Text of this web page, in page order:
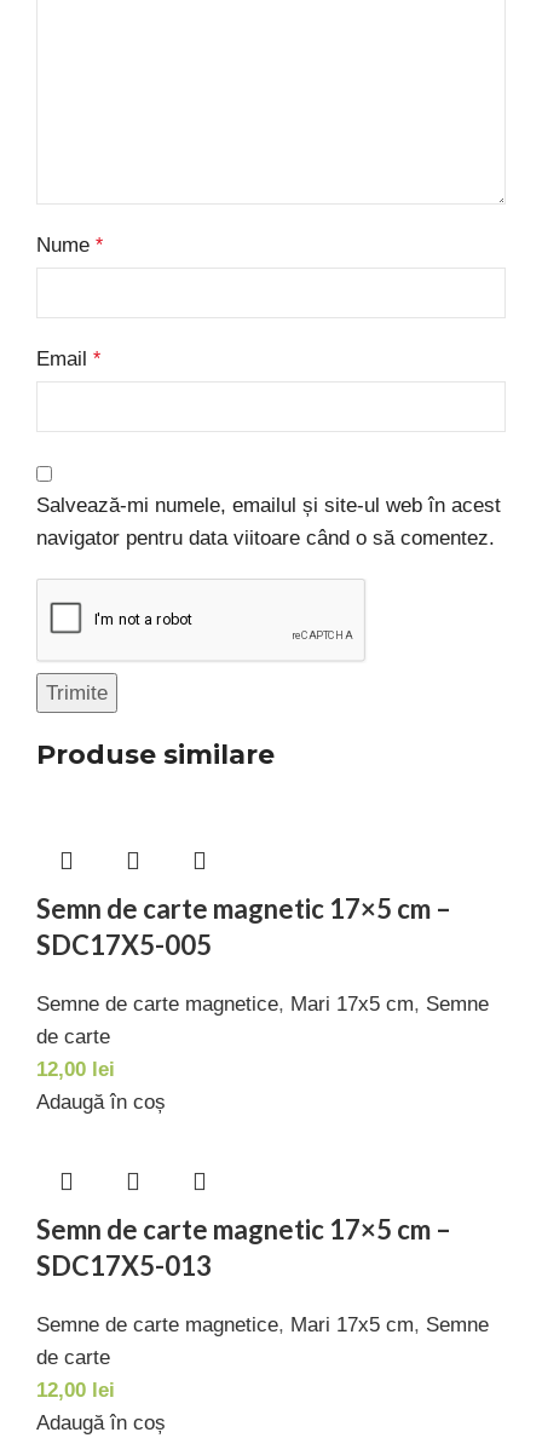
Nume *
Email *
Salvează-mi numele, emailul și site-ul web în acest
navigator pentru data viitoare când o să comentez.
Produse similare
Semn de carte magnetic 17×5 cm –
SDC17X5-005
Semne de carte magnetice, Mari 17x5 cm, Semne
de carte
12,00 lei
Adaugă în coș
Semn de carte magnetic 17×5 cm –
SDC17X5-013
Semne de carte magnetice, Mari 17x5 cm, Semne
de carte
12,00 lei
Adaugă în coș